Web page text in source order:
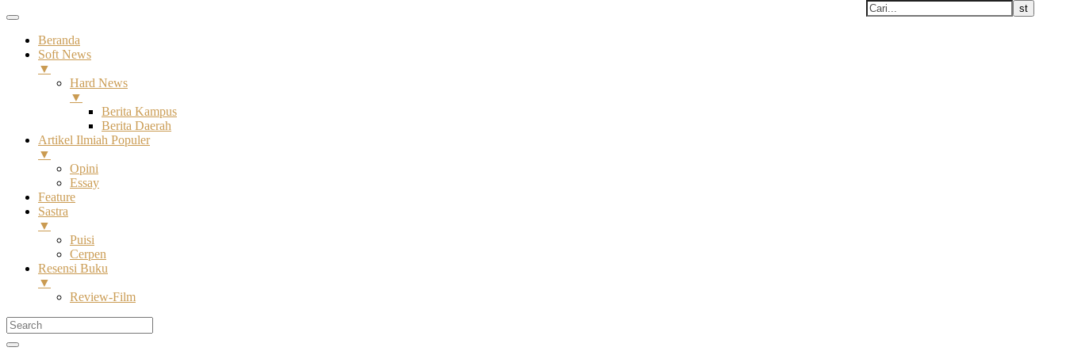
Beranda
Soft News
▼
Hard News
▼
Berita Kampus
Berita Daerah
Artikel Ilmiah Populer
▼
Opini
Essay
Feature
Sastra
▼
Puisi
Cerpen
Resensi Buku
▼
Review-Film